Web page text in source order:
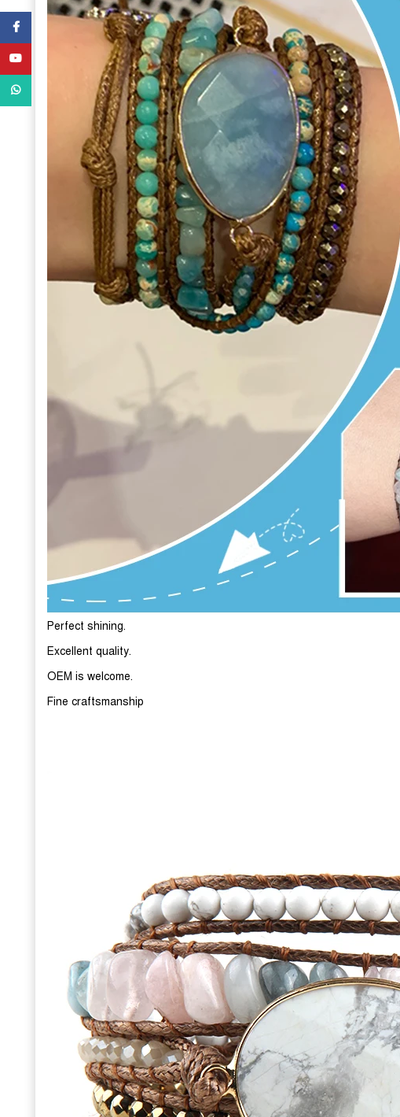
Perfect shining.
Excellent quality.
OEM is welcome.
Fine craftsmanship